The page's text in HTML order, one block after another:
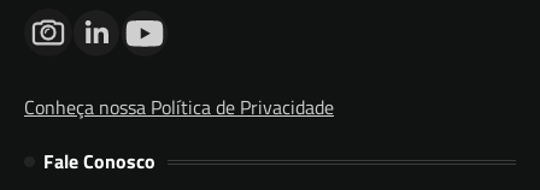
Conheça nossa Política de Privacidade
Fale Conosco